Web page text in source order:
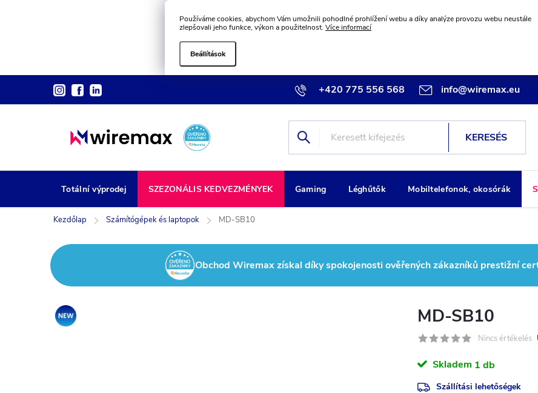
Používáme cookies, abychom Vám umožnili pohodlné prohlížení webu a díky analýze provozu webu neustále
zlepšovali jeho funkce, výkon a použitelnost. Více informací
Beállítások
+420 775 556 568 info@wiremax.eu
KERESÉS
Totální výprodej SZEZONÁLIS KEDVEZMÉNYEK Gaming Léghűtők Mobiltelefonok, okosórák
Kezdőlap Számítógépek és laptopok MD-SB10
Obchod Wiremax získal díky spokojenosti ověřených zákazníků prestižní
Akció MD-SB10
Nincs értékelés
Skladem 1 db
Szállítási lehetőségek